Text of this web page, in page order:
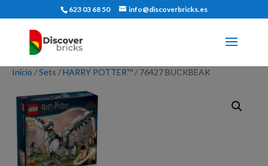
623 03 68 50 info@discoverbricks.es
Inicio /Sets /HARRY POTTER™ / 76427 BUCKBEAK